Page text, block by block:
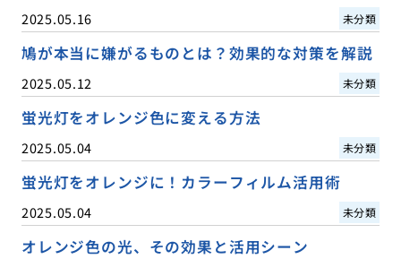
2025.05.16 未分類
鳩が本当に嫌がるものとは？効果的な対策を解説
2025.05.12 未分類
蛍光灯をオレンジ色に変える方法
2025.05.04 未分類
蛍光灯をオレンジに！カラーフィルム活用術
2025.05.04 未分類
オレンジ色の光、その効果と活用シーン